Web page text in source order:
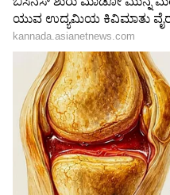
Shetty speech |
ಶೇ.50 ರಿಂದ ಶೇ.18 ಕ್ಕೆ
ಟ್ರಂಪ್ ಐತಿಹಾಸಿಕ ಒಪ್ಪಂದ
Trade Deal | Party